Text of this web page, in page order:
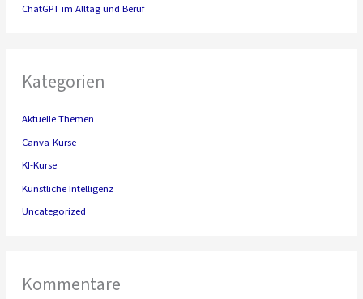
ChatGPT im Alltag und Beruf
Kategorien
Aktuelle Themen
Canva-Kurse
KI-Kurse
Künstliche Intelligenz
Uncategorized
Kommentare